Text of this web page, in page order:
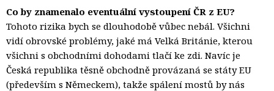
Co by znamenalo eventuální vystoupení ČR z EU?
Tohoto rizika bych se dlouhodobě vůbec nebál. Všichni
vidí obrovské problémy, jaké má Velká Británie, kterou
všichni s obchodními dohodami tlačí ke zdi. Navíc je
Česká republika těsně obchodně provázaná se státy EU
(především s Německem), takže spálení mostů by nás